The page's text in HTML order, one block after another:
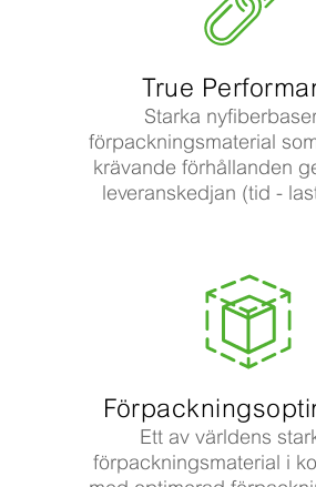
True
Starka
förpackningsmaterial
krävande förhållanden
leveranskedjan (tid -
Ett av världens
förpackningsmaterial i